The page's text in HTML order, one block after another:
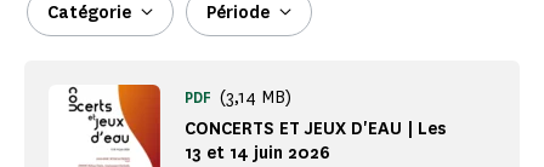
Catégorie Période
CONCERTS ET JEUX D'EAU | Les
13 et 14 juin 2026
PDF (3,14 MB)